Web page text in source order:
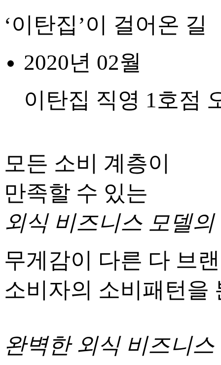
‘이탄집’이 걸어온 길
2020년 02월
이탄집 직영 1호점
모든 소비 계층이
만족할 수 있는
외식 비즈니스 모델의
무게감이 다른 다 브
소비자의 소비패턴을
완벽한 외식 비즈니